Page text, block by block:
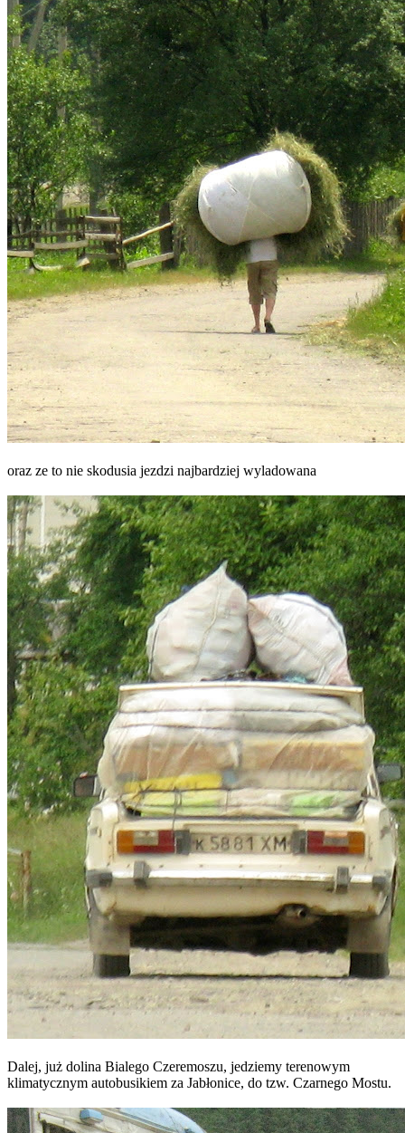
oraz ze to nie skodusia jezdzi najbardziej wyladowana
Dalej, już dolina Bialego Czeremoszu, jedziemy terenowym
klimatycznym autobusikiem za Jabłonice, do tzw. Czarnego Mostu.